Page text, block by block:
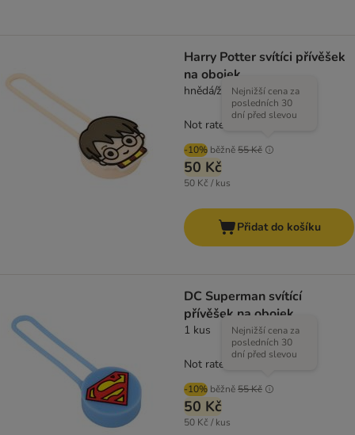
Harry Potter svítíci přívěšek
na obojek
hnědá/žlutá
-10% běžně55 Kč
Nejnižší cena za
posledních 30
dní před slevou
50 Kč
50 Kč / kus
Not rated
Přidat do košíku
DC Superman svítící
přívěšek na obojek
1 kus
-10% běžně55 Kč
Nejnižší cena za
posledních 30
dní před slevou
50 Kč
50 Kč / kus
Not rated